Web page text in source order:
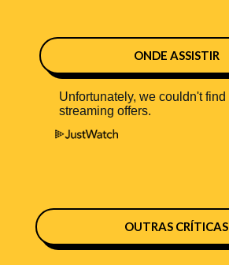
ONDE ASSISTIR
OUTRAS CRÍTICAS